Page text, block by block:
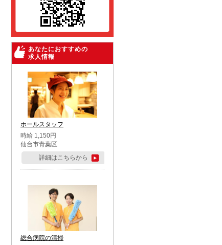
あなたにおすすめの
求人情報
ホールスタッフ
時給 1,150円
仙台市青葉区
詳細はこちらから
総合病院の清掃